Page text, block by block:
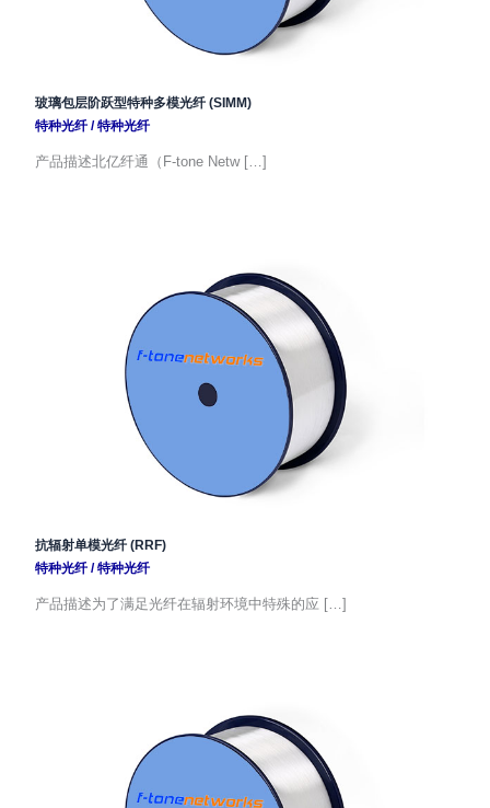
玻璃包层阶跃型特种多模光纤 (SIMM)
特种光纤/特种光纤
产品描述北亿纤通（F-tone Netw […]
抗辐射单模光纤 (RRF)
特种光纤/特种光纤
产品描述为了满足光纤在辐射环境中特殊的应 […]